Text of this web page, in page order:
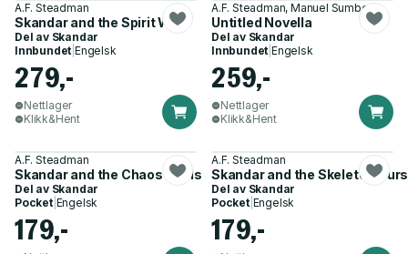
A.F. Steadman
Skandar and the Spirit War
Del av Skandar
Innbundet |Engelsk
279,-
Nettlager
Klikk&Hent
A.F. Steadman, Manuel Sumberac
Untitled Novella
Del av Skandar
Innbundet |Engelsk
259,-
Nettlager
Klikk&Hent
A.F. Steadman
Skandar and the Chaos Trials
Del av Skandar
Pocket| Engelsk
179,-
A.F. Steadman
Skandar and the Skeleton
Del av Skandar
Pocket| Engelsk
179,-